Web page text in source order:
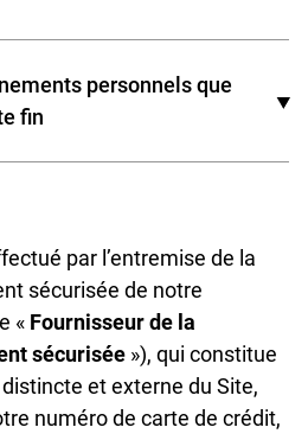
personnels que
fin
de l’organisme (facultatif) ;
par l’entremise de la
sécurisée de notre
« Fournisseur de la
sécurisée »), qui constitue
et externe du Site,
numéro de carte de crédit,